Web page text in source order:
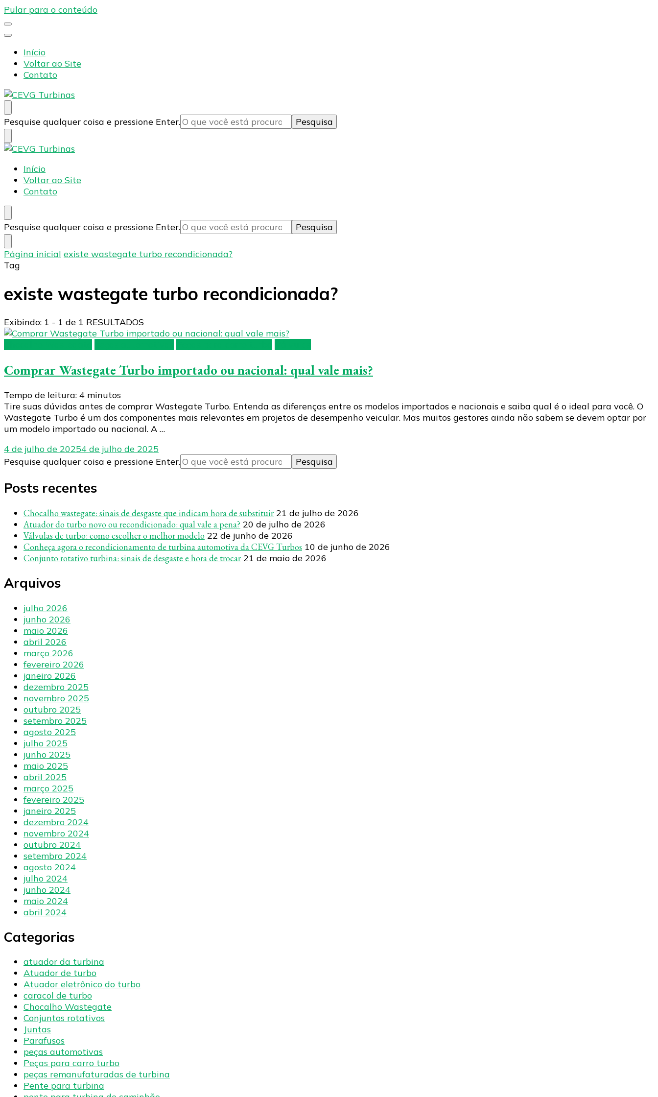
Pular para o conteúdo
Início
Voltar ao Site
Contato
CEVG Turbinas
Blog – CEVG Turbinas
Procurando
algo?
Pesquise qualquer coisa e pressione Enter.
CEVG Turbinas
Blog – CEVG Turbinas
Início
Voltar ao Site
Contato
Procurando
algo?
Pesquise qualquer coisa e pressione Enter.
Página inicial existe wastegate turbo recondicionada?
Tag
existe wastegate turbo recondicionada?
Exibindo: 1 - 1 de 1 RESULTADOS
Comprar Wastegate Turbo importado ou nacional: qual vale mais?
Tempo de leitura: 4 minutos
Tire suas dúvidas antes de comprar Wastegate Turbo. Entenda as diferenças entre os modelos importados e nacionais e saiba qual é o ideal para você. O
Wastegate Turbo é um dos componentes mais relevantes em projetos de desempenho veicular. Mas muitos gestores ainda não sabem se devem optar por
um modelo importado ou nacional. A …
4 de julho de 20254 de julho de 2025
Procurando
Pesquise qualquer coisa e pressione Enter.
Posts recentes
Chocalho wastegate: sinais de desgaste que indicam hora de substituir 21 de julho de 2026
Atuador do turbo novo ou recondicionado: qual vale a pena? 20 de julho de 2026
Válvulas de turbo: como escolher o melhor modelo 22 de junho de 2026
Conheça agora o recondicionamento de turbina automotiva da CEVG Turbos 10 de junho de 2026
Conjunto rotativo turbina: sinais de desgaste e hora de trocar 21 de maio de 2026
Arquivos
julho 2026
junho 2026
maio 2026
abril 2026
março 2026
fevereiro 2026
janeiro 2026
dezembro 2025
novembro 2025
outubro 2025
setembro 2025
agosto 2025
julho 2025
junho 2025
maio 2025
abril 2025
março 2025
fevereiro 2025
janeiro 2025
dezembro 2024
novembro 2024
outubro 2024
setembro 2024
agosto 2024
julho 2024
junho 2024
maio 2024
abril 2024
Categorias
atuador da turbina
Atuador de turbo
Atuador eletrônico do turbo
caracol de turbo
Chocalho Wastegate
Conjuntos rotativos
Juntas
Parafusos
peças automotivas
Peças para carro turbo
peças remanufaturadas de turbina
Pente para turbina